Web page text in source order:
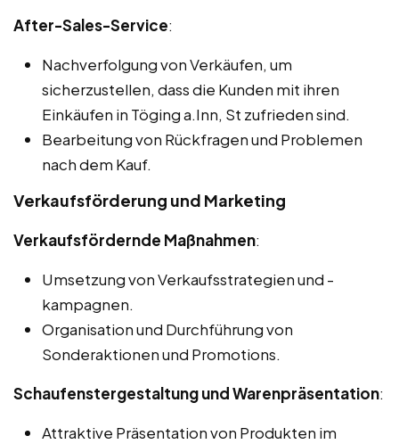
After-Sales-Service:
Nachverfolgung von Verkäufen, um
sicherzustellen, dass die Kunden mit ihren
Einkäufen in Töging a.Inn, St zufrieden sind.
Bearbeitung von Rückfragen und Problemen
nach dem Kauf.
Verkaufsförderung und Marketing
Verkaufsfördernde Maßnahmen:
Umsetzung von Verkaufsstrategien und -
kampagnen.
Organisation und Durchführung von
Sonderaktionen und Promotions.
Schaufenstergestaltung und Warenpräsentation:
Attraktive Präsentation von Produkten im